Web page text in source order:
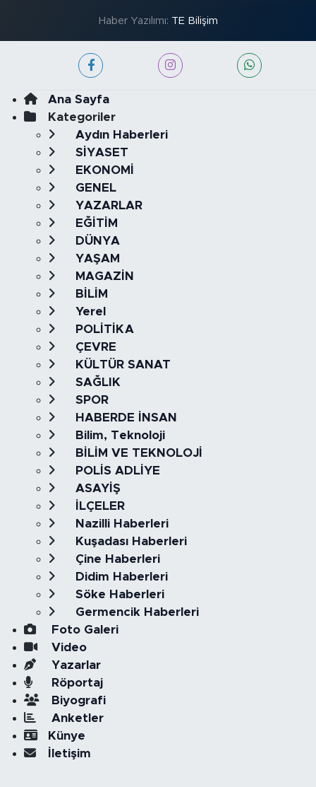
Haber Yazılımı: TE Bilişim
Ana Sayfa
Kategoriler
Aydın Haberleri
SİYASET
EKONOMİ
GENEL
YAZARLAR
EĞİTİM
DÜNYA
YAŞAM
MAGAZİN
BİLİM
Yerel
POLİTİKA
ÇEVRE
KÜLTÜR SANAT
SAĞLIK
SPOR
HABERDE İNSAN
Bilim, Teknoloji
BİLİM VE TEKNOLOJİ
POLİS ADLİYE
ASAYİŞ
İLÇELER
Nazilli Haberleri
Kuşadası Haberleri
Çine Haberleri
Didim Haberleri
Söke Haberleri
Germencik Haberleri
Foto Galeri
Video
Yazarlar
Röportaj
Biyografi
Anketler
Künye
İletişim